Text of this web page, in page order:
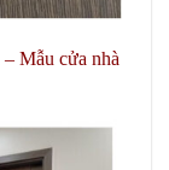
– Mẫu cửa nhà